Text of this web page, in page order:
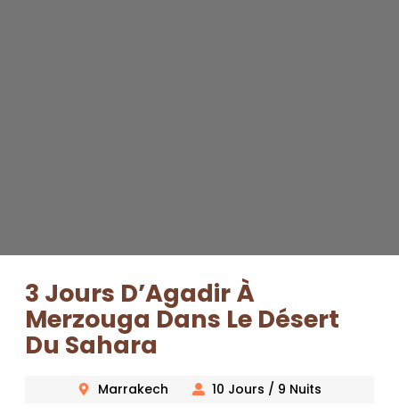
3 Jours D’Agadir À
Merzouga Dans Le Désert
Du Sahara
Marrakech 10 Jours / 9 Nuits